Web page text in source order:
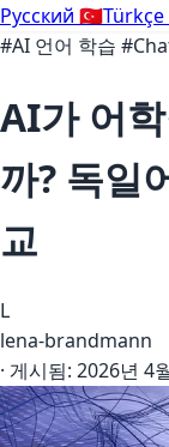
Русский 🇹🇷Türkçe
#AI 언어 학습
AI가 어
까? 독일
교
L
lena-brandmann
· 게시됨: 2026년 4